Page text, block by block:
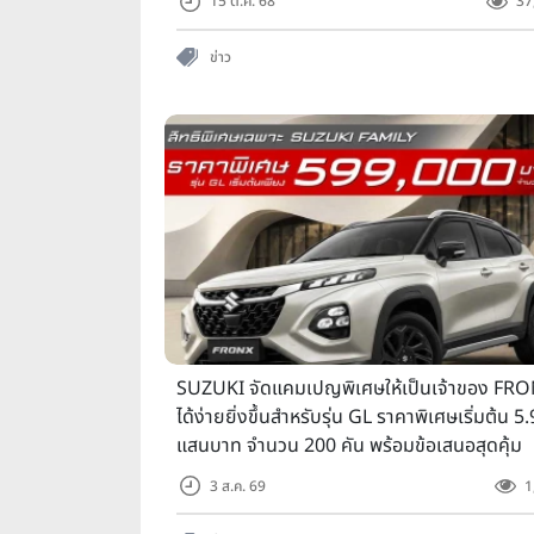
ข่าว
SUZUKI จัดแคมเปญพิเศษให้เป็นเจ้าของ
ได้ง่ายยิ่งขึ้นสำหรับรุ่น GL ราคาพิเศษเริ่มต้น
แสนบาท จำนวน 200 คัน พร้อมข้อเสนอสุดคุ้ม
3 ส.ค. 69